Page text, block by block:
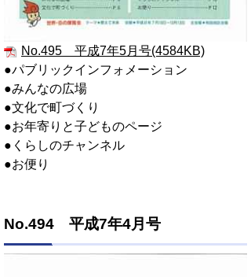
No.495 平成7年5月号(4584KB)
●パブリックインフォメーション
●みんなの広場
●文化で町づくり
●お年寄りと子どものページ
●くらしのチャンネル
●お便り
No.494 平成7年4月号